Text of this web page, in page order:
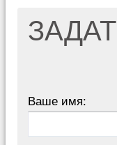
Ваше имя: